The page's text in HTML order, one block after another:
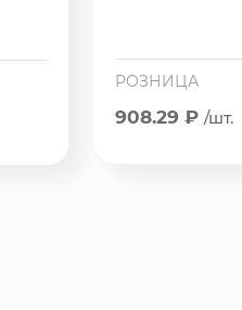
РОЗНИЦА
908.29 ₽ /шт.